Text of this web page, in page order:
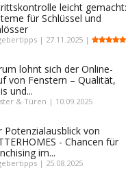
leicht gemacht:
für Schlüssel und
| 27.11.2025 |
lohnt sich der Online-
von Fenstern – Qualität,
und...
& Türen | 10.09.2025
Potenzialausblick von
- Chancen für
im...
| 25.08.2025